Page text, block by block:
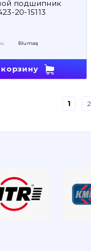
подшипник
20-15113
Blumaq
1 2